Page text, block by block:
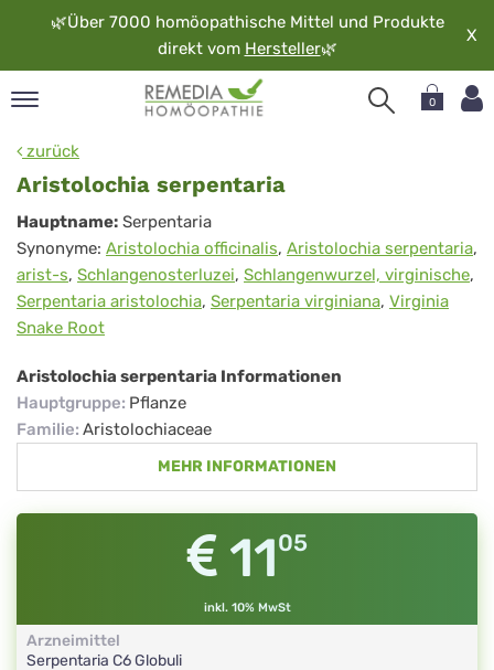
🌿Über 7000 homöopathische Mittel und Produkte
direkt vom Hersteller🌿
X
0
zurück
Aristolochia serpentaria
Aristolochia
serpentaria
Hauptname: Serpentaria
Synonyme: Aristolochia officinalis, Aristolochia serpentaria,
arist-s, Schlangenosterluzei, Schlangenwurzel, virginische,
Serpentaria aristolochia, Serpentaria virginiana, Virginia
Snake Root
Aristolochia serpentaria Informationen
Hauptgruppe: Pflanze
Familie: Aristolochiaceae
MEHR INFORMATIONEN
1105
inkl. 10% MwSt
Arzneimittel
Serpentaria C6Globuli